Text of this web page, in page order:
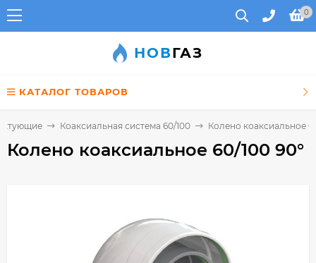
0
НОВГАЗ
КАТАЛОГ ТОВАРОВ
Коаксиальная система 60/100 Колено коаксиальное
Колено коаксиальное 60/100 90°